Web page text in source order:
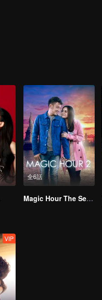
全6話
Magic Hour The Series S2
VIP